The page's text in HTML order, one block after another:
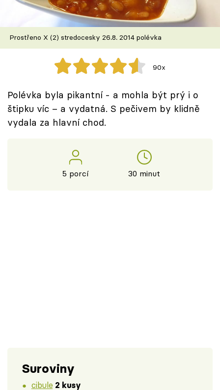
Škola vaření
Recepty z TV
Speciál: Cuketa
Sledujte prima+
Prostřeno X (2) stredocesky 26.8. 2014 polévka
90x
Polévka byla pikantní - a mohla být prý i o
štipku víc – a vydatná. S pečivem by klidně
vydala za hlavní chod.
5 porcí 30 minut
Suroviny
cibule 2 kusy